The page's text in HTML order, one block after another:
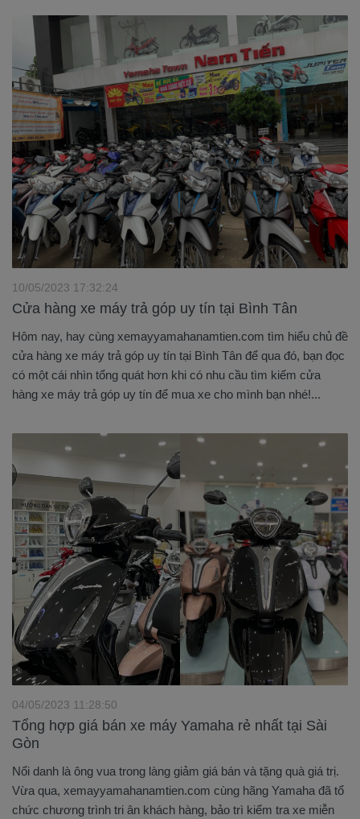
Cửa hàng xe máy trả góp uy tín tại Bình Tân
10/05/2023 17:32:24
Hôm nay, hay cùng xemayyamahanamtien.com tìm hiểu chủ đề
cửa hàng xe máy trả góp uy tín tại Bình Tân để qua đó, bạn đọc
có một cái nhìn tổng quát hơn khi có nhu cầu tìm kiếm cửa
hàng xe máy trả góp uy tín để mua xe cho mình bạn nhé!...
Tổng hợp giá bán xe máy Yamaha rẻ nhất tại Sài
Gòn
04/05/2023 11:28:50
Nổi danh là ông vua trong làng giảm giá bán và tặng quà giá trị.
Vừa qua, xemayyamahanamtien.com cùng hãng Yamaha đã tổ
chức chương trình tri ân khách hàng, bảo trì kiểm tra xe miễn